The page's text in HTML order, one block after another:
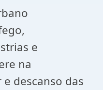
e
na
descanso das